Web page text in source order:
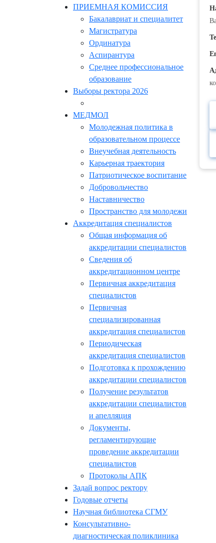
ПРИЕМНАЯ КОМИССИЯ
Бакалавриат и специалитет
Магистратура
Ординатура
Аспирантура
Среднее профессиональное
образование
Выборы ректора 2026
МЕДМОЛ
Молодежная политика в
образовательном процессе
Внеучебная деятельность
Карьерная траектория
Патриотическое воспитание
Добровольчество
Наставничество
Пространство для молодежи
Аккредитация специалистов
Общая информация об
аккредитации специалистов
Сведения об
аккредитационном центре
Первичная аккредитация
специалистов
Первичная
специализированная
аккредитация специалистов
Периодическая
аккредитация специалистов
Подготовка к прохождению
аккредитации специалистов
Получение результатов
аккредитации специалистов
и апелляция
Документы,
регламентирующие
проведение аккредитации
специалистов
Протоколы АПК
Задай вопрос ректору
Годовые отчеты
Научная библиотека СГМУ
Консультативно-
диагностическая поликлиника